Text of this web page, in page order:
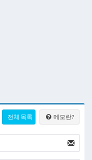
전체 목록 메모란?